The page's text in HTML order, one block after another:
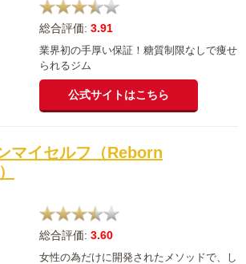
総合評価: 3.91
業界初の手厚い保証！糖質制限なしで痩せ
られるジム
公式サイトはこちら
マイセルフ（Reborn
総合評価: 3.60
女性の為だけに開発されたメソッドで、し